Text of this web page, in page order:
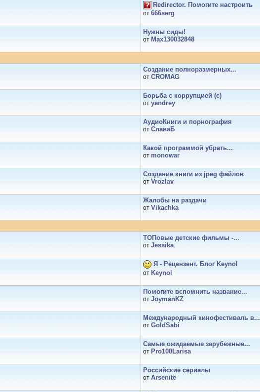
Redirector. Помогите настроить
от 666serg
Нужны сиды!
от Max130032848
Создание полноразмерных...
от CROMAG
Борьба с коррупцией (с)
от yandrey
АудиоКниги и порнография
от СлаваБ
Какой программой убрать...
от monowar
Создание книги из jpeg файлов
от Vrozlav
Жалобы на раздачи
от Vikachka
ТОПовые детские фильмы -...
от Jеssikа
Я - Рецензент. Блог Keynol
от Keynol
Помогите вспомнить название...
от JoymanKZ
Международный кинофестиваль в...
от GoldSabi
Самые ожидаемые зарубежные...
от Pro100Larisa
Российские сериалы
от Arsenite